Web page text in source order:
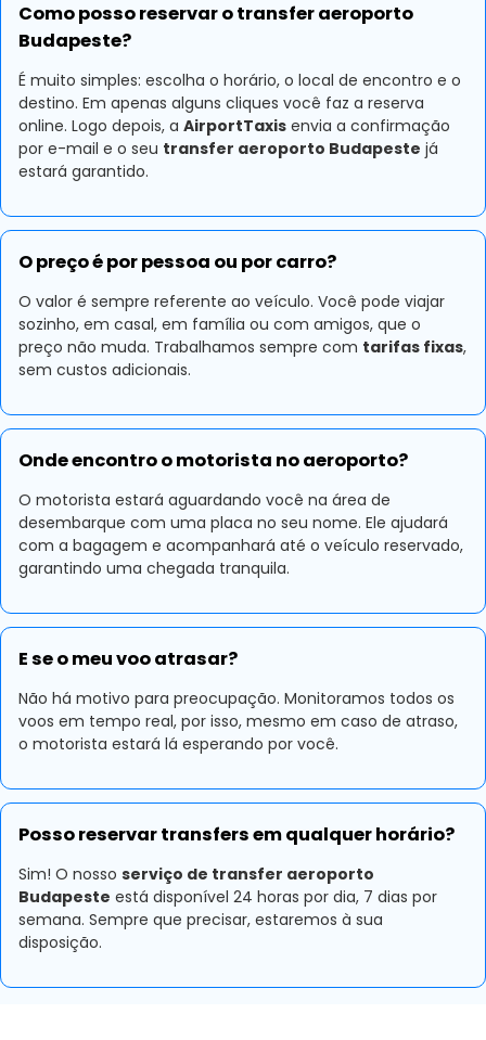
Como posso reservar o transfer aeroporto
Budapeste?
É muito simples: escolha o horário, o local de encontro e o
destino. Em apenas alguns cliques você faz a reserva
online. Logo depois, a AirportTaxis envia a confirmação
por e-mail e o seu transfer aeroporto Budapeste já
estará garantido.
O preço é por pessoa ou por carro?
O valor é sempre referente ao veículo. Você pode viajar
sozinho, em casal, em família ou com amigos, que o
preço não muda. Trabalhamos sempre com tarifas fixas,
sem custos adicionais.
Onde encontro o motorista no aeroporto?
O motorista estará aguardando você na área de
desembarque com uma placa no seu nome. Ele ajudará
com a bagagem e acompanhará até o veículo reservado,
garantindo uma chegada tranquila.
E se o meu voo atrasar?
Não há motivo para preocupação. Monitoramos todos os
voos em tempo real, por isso, mesmo em caso de atraso,
o motorista estará lá esperando por você.
Posso reservar transfers em qualquer horário?
Sim! O nosso serviço de transfer aeroporto
Budapeste está disponível 24 horas por dia, 7 dias por
semana. Sempre que precisar, estaremos à sua
disposição.